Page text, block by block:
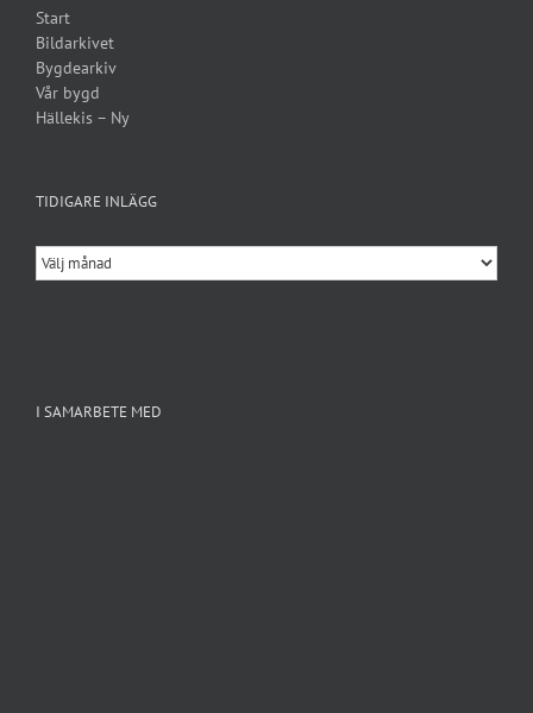
Start
Bildarkivet
Bygdearkiv
Vår bygd
Hällekis – Ny
TIDIGARE INLÄGG
Tidigare
inlägg
I SAMARBETE MED